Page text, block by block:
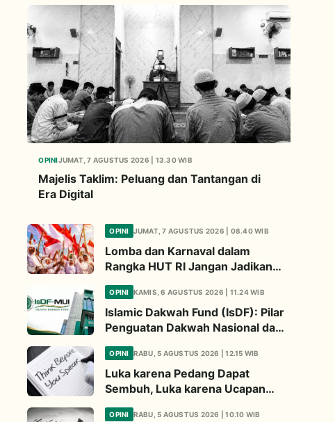
OPINIJUMAT, 7 AGUSTUS 2026 | 13.30 WIB
Majelis Taklim: Peluang dan Tantangan di
Era Digital
OPINI JUMAT, 7 AGUSTUS 2026 | 08.40 WIB
Lomba dan Karnaval dalam
Rangka HUT RI Jangan Jadikan
Ajang Judi dan Kampanye LGBT
OPINI KAMIS, 6 AGUSTUS 2026 | 11.24 WIB
Islamic Dakwah Fund (IsDF): Pilar
Penguatan Dakwah Nasional dan
Jembatan Kepedulian Umat
Global
OPINI RABU, 5 AGUSTUS 2026 | 12.15 WIB
Luka karena Pedang Dapat
Sembuh, Luka karena Ucapan
Dapat Diwariskan
OPINI RABU, 5 AGUSTUS 2026 | 10.10 WIB